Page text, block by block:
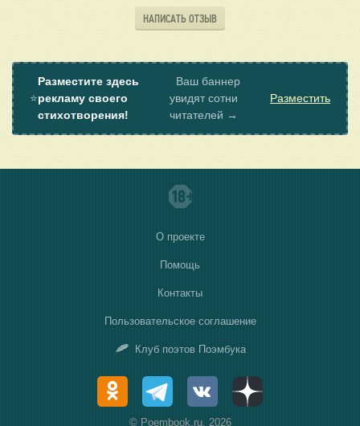
НАПИСАТЬ ОТЗЫВ
⭐
Разместите здесь
рекламу своего
стихотворения!
Ваш баннер
увидят сотни
читателей →
Разместить
О проекте
Помощь
Контакты
Пользовательское соглашение
Клуб поэтов Поэмбука
© Poembook.ru, 2026